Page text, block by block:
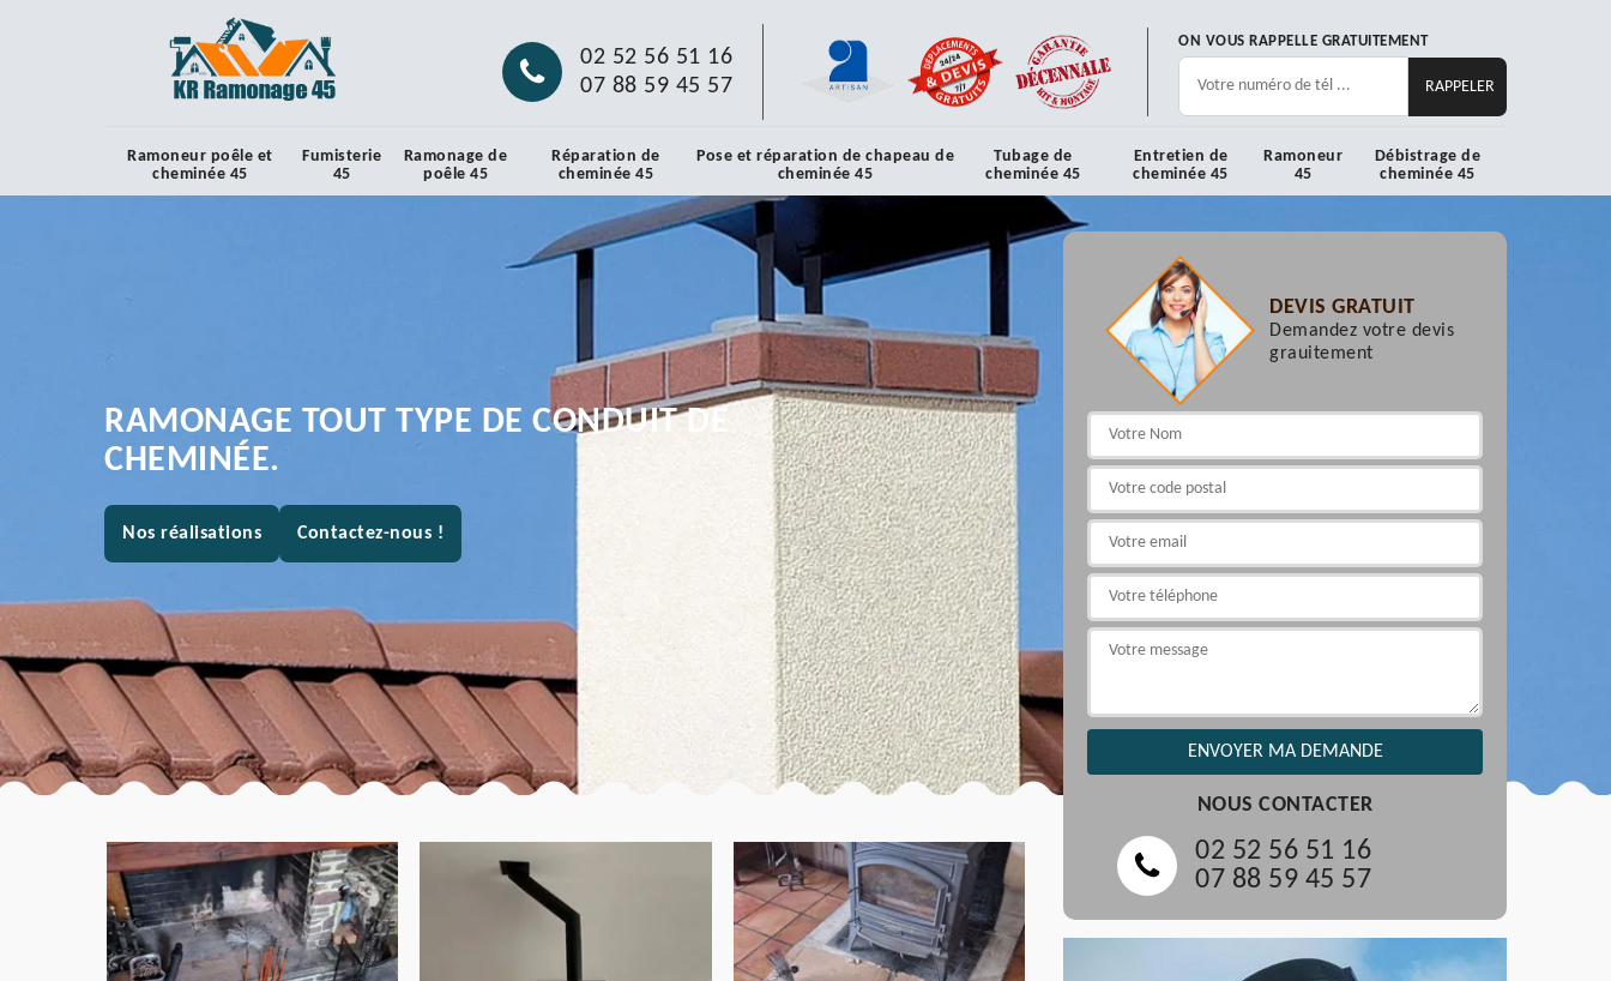
02 52 56 51 16
07 88 59 45 57
ON VOUS RAPPELLE GRATUITEMENT
Ramoneur poêle et
cheminée 45
Fumisterie
45
Ramonage de
poêle 45
Réparation de
cheminée 45
Pose et réparation de chapeau de
cheminée 45
Tubage de
cheminée 45
Entretien de
cheminée 45
Ramoneur
45
Débistrage de
cheminée 45
RAMONAGE TOUT TYPE DE CONDUIT DE
CHEMINÉE.
Nos réalisations Contactez-nous !
DEVIS GRATUIT
Demandez votre devis
grauitement
NOUS CONTACTER
02 52 56 51 16
07 88 59 45 57